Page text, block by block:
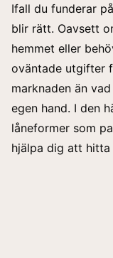
Ifall du funderar
blir rätt. Oavsett
hemmet eller
oväntade utgifter
marknaden än
egen hand. I den
låneformer som
hjälpa dig att hitta